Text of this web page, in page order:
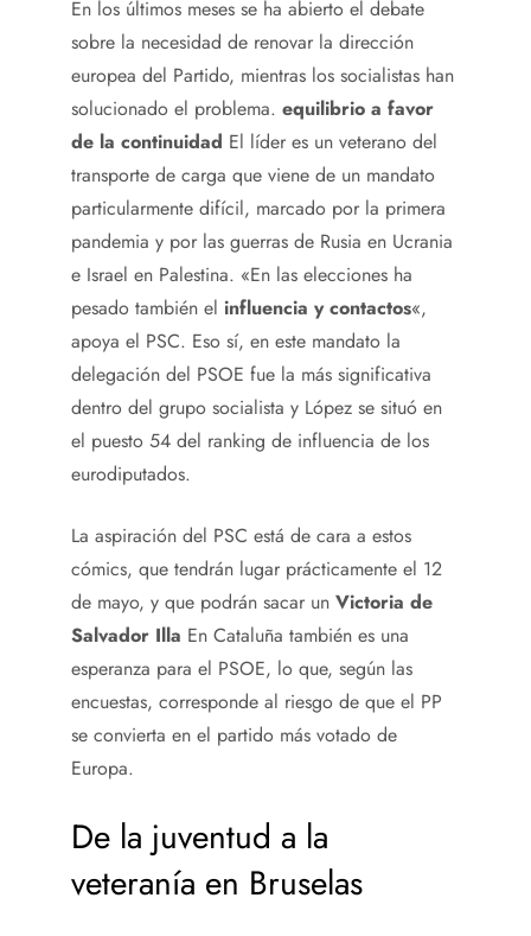
En los últimos meses se ha abierto el debate
sobre la necesidad de renovar la dirección
europea del Partido, mientras los socialistas han
solucionado el problema. equilibrio a favor
de la continuidad El líder es un veterano del
transporte de carga que viene de un mandato
particularmente difícil, marcado por la primera
pandemia y por las guerras de Rusia en Ucrania
e Israel en Palestina. «En las elecciones ha
pesado también el influencia y contactos«,
apoya el PSC. Eso sí, en este mandato la
delegación del PSOE fue la más significativa
dentro del grupo socialista y López se situó en
el puesto 54 del ranking de influencia de los
eurodiputados.
La aspiración del PSC está de cara a estos
cómics, que tendrán lugar prácticamente el 12
de mayo, y que podrán sacar un Victoria de
Salvador Illa En Cataluña también es una
esperanza para el PSOE, lo que, según las
encuestas, corresponde al riesgo de que el PP
se convierta en el partido más votado de
Europa.
De la juventud a la
veteranía en Bruselas